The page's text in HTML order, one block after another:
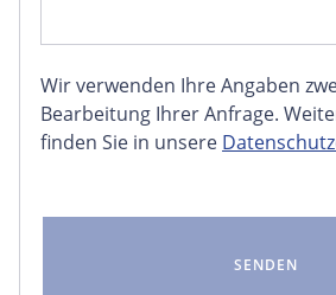
Wir verwenden Ihre Angaben
Bearbeitung Ihrer Anfrage.
finden Sie in unsere
FACEBOOK